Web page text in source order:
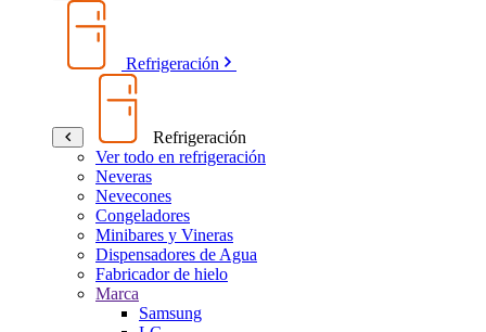
Refrigeración
Refrigeración
Ver todo en refrigeración
Neveras
Nevecones
Congeladores
Minibares y Vineras
Dispensadores de Agua
Fabricador de hielo
Marca
Samsung